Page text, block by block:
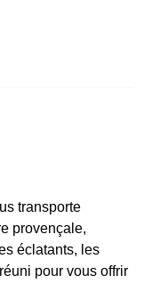
transporte
provençale,
éclatants, les
pour vous offrir